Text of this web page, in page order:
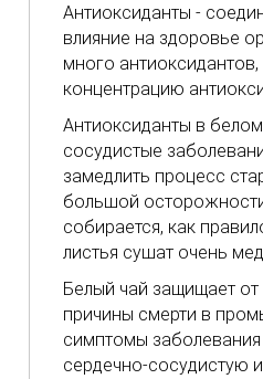
Антиоксиданты -
влияние на здоровье
много
концентрацию
Антиоксиданты в
сосудистые
замедлить процесс
большой
собирается, как
листья сушат очень
Белый чай защищает от
причины смерти в
симптомы заболевания
сердечно-сосудистую